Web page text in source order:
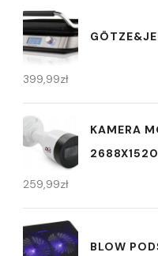
399,99zł
KAMERA
259,99zł
BLOW